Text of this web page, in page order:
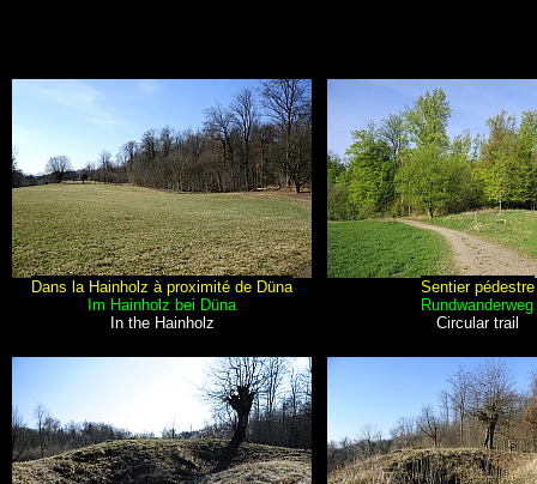
Dans la Hainholz à proximité de Düna
Im Hainholz bei Düna
In the Hainholz
Sentier pédestre
Rundwanderweg
Circular trail